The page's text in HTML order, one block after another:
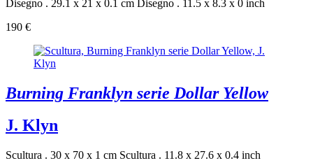
Disegno . 29.1 x 21 x 0.1 cm
Disegno . 11.5 x 8.3 x 0 inch
190 €
Burning Franklyn serie Dollar Yellow
J. Klyn
Scultura . 30 x 70 x 1 cm Scultura . 11.8 x 27.6 x 0.4 inch